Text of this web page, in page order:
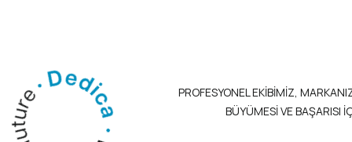
PROFESYONEL EKİBİMİZ,
BÜYÜMESİ VE BAŞARISI